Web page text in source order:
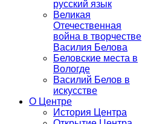
русский язык
Великая
Отечественная
война в творчестве
Василия Белова
Беловские места в
Вологде
Василий Белов в
искусстве
О Центре
История Центра